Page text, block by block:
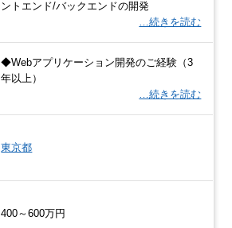
ントエンド/バックエンドの開発
…続きを読む
◆Webアプリケーション開発のご経験（3
年以上）
…続きを読む
東京都
400～600万円